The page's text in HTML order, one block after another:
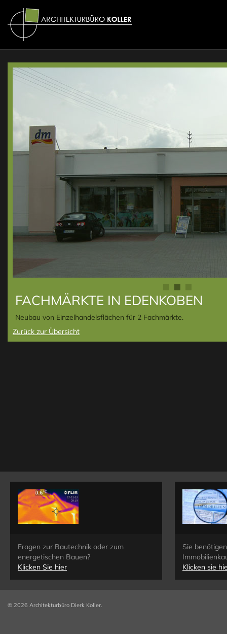
FACHMÄRKTE IN EDENKOBEN
Neubau von Einzelhandelsflächen für 2 Fachmärkte.
Zurück zur Übersicht
Fragen zur Bautechnik oder zum
energetischen Bauen?
Klicken Sie hier
Sie
Klicken sie
© 2026 Architekturbüro Dierk Koller.